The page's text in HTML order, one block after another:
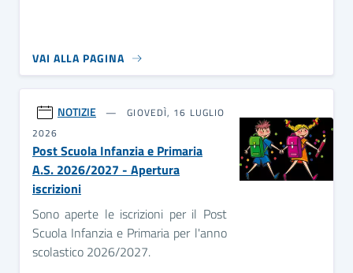
VAI ALLA PAGINA
NOTIZIE
GIOVEDÌ, 16 LUGLIO
2026
Post Scuola Infanzia e Primaria
A.S. 2026/2027 - Apertura
iscrizioni
Sono aperte le iscrizioni per il Post
Scuola Infanzia e Primaria per l'anno
scolastico 2026/2027.